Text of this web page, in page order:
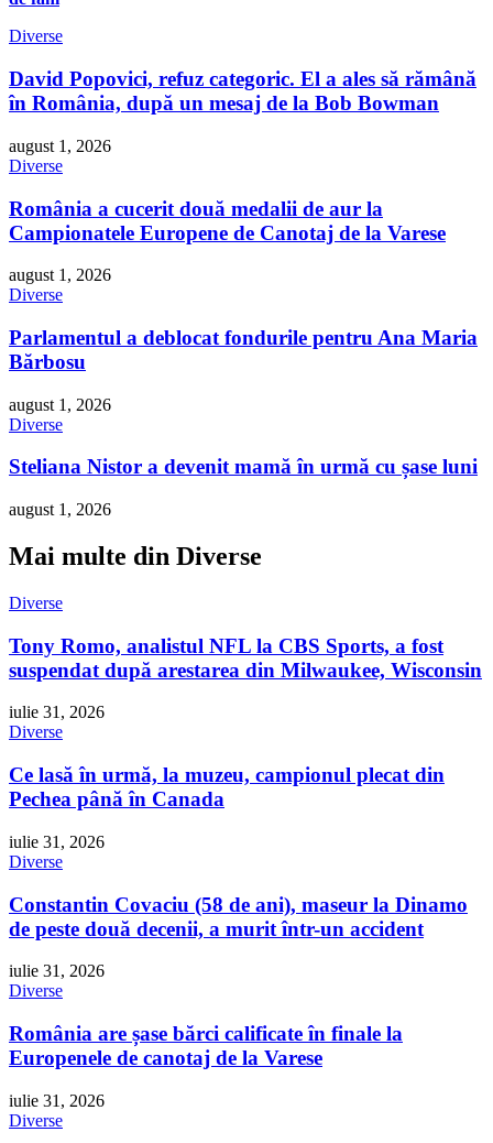
Diverse
David Popovici, refuz categoric. El a ales să rămână
în România, după un mesaj de la Bob Bowman
august 1, 2026
Diverse
România a cucerit două medalii de aur la
Campionatele Europene de Canotaj de la Varese
august 1, 2026
Diverse
Parlamentul a deblocat fondurile pentru Ana Maria
Bărbosu
august 1, 2026
Diverse
Steliana Nistor a devenit mamă în urmă cu șase luni
august 1, 2026
Mai multe din Diverse
Diverse
Tony Romo, analistul NFL la CBS Sports, a fost
suspendat după arestarea din Milwaukee, Wisconsin
iulie 31, 2026
Diverse
Ce lasă în urmă, la muzeu, campionul plecat din
Pechea până în Canada
iulie 31, 2026
Diverse
Constantin Covaciu (58 de ani), maseur la Dinamo
de peste două decenii, a murit într-un accident
iulie 31, 2026
Diverse
România are șase bărci calificate în finale la
Europenele de canotaj de la Varese
iulie 31, 2026
Diverse